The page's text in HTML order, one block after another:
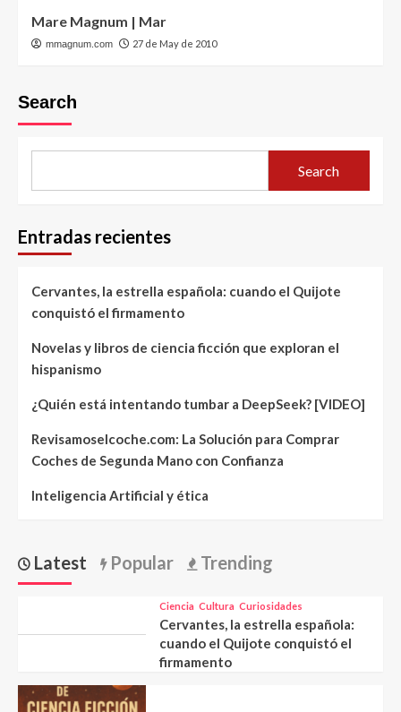
Mare Magnum | Mar
mmagnum.com 27 de May de 2010
Search
Search
Entradas recientes
Cervantes, la estrella española: cuando el Quijote
conquistó el firmamento
Novelas y libros de ciencia ficción que exploran el
hispanismo
¿Quién está intentando tumbar a DeepSeek? [VIDEO]
Revisamoselcoche.com: La Solución para Comprar
Coches de Segunda Mano con Confianza
Inteligencia Artificial y ética
Latest Popular Trending
Ciencia Cultura Curiosidades
Cervantes, la estrella española:
cuando el Quijote conquistó el
firmamento